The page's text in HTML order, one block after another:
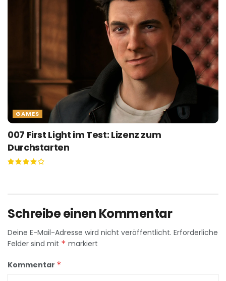
GAMES
007 First Light im Test: Lizenz zum
Durchstarten
Schreibe einen Kommentar
Deine E-Mail-Adresse wird nicht veröffentlicht. Erforderliche
Felder sind mit * markiert
Kommentar *